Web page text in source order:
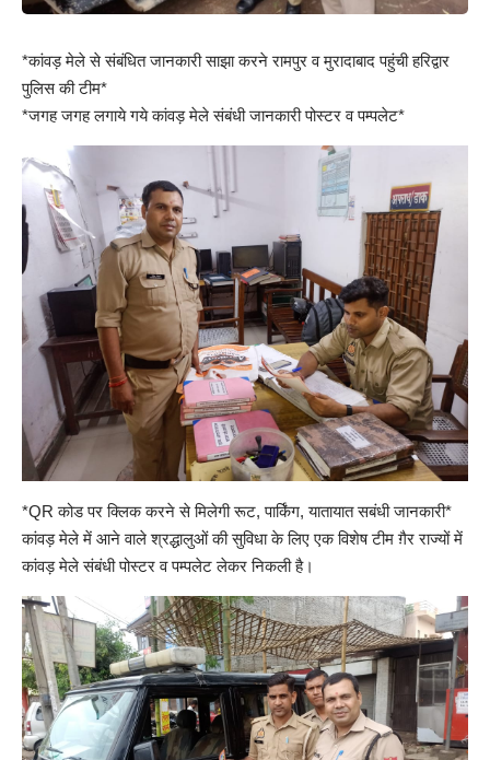
*कांवड़ मेले से संबंधित जानकारी साझा करने रामपुर व मुरादाबाद पहुंची हरिद्वार
पुलिस की टीम*
*जगह जगह लगाये गये कांवड़ मेले संबंधी जानकारी पोस्टर व पम्पलेट*
*QR कोड पर क्लिक करने से मिलेगी रूट, पार्किंग, यातायात सबंधी जानकारी*
कांवड़ मेले में आने वाले श्रद्धालुओं की सुविधा के लिए एक विशेष टीम ग़ैर राज्यों में
कांवड़ मेले संबंधी पोस्टर व पम्पलेट लेकर निकली है।